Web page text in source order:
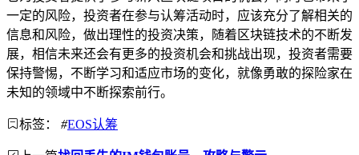
一定的风险，投资者在参与认筹活动时，应该充分了解相关的
信息和风险，做出理性的投资决策，随着区块链技术的不断发
展，相信未来还会有更多的投资机会和挑战出现，投资者需要
保持警惕，不断学习和适应市场的变化，就像勇敢的探险家在
未知的领域中不断探索前行。
标签： #EOS认筹